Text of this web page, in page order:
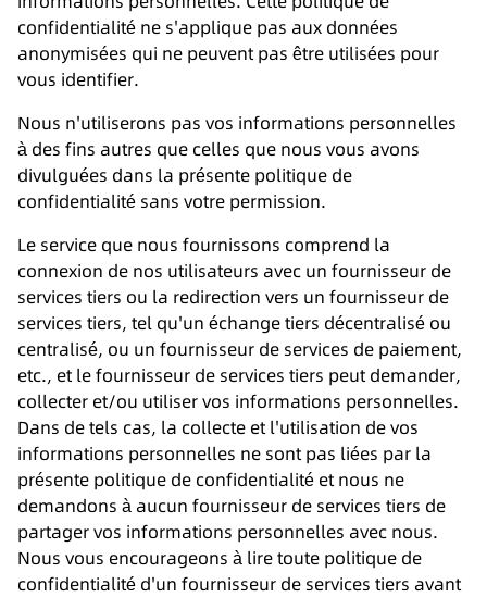
confidentialité ne s'applique pas aux données
anonymisées qui ne peuvent pas être utilisées pour
vous identifier.
Nous n'utiliserons pas vos informations personnelles
à des fins autres que celles que nous vous avons
divulguées dans la présente politique de
confidentialité sans votre permission.
Le service que nous fournissons comprend la
connexion de nos utilisateurs avec un fournisseur de
services tiers ou la redirection vers un fournisseur de
services tiers, tel qu'un échange tiers décentralisé ou
centralisé, ou un fournisseur de services de paiement,
etc., et le fournisseur de services tiers peut demander,
collecter et/ou utiliser vos informations personnelles.
Dans de tels cas, la collecte et l'utilisation de vos
informations personnelles ne sont pas liées par la
présente politique de confidentialité et nous ne
demandons à aucun fournisseur de services tiers de
partager vos informations personnelles avec nous.
Nous vous encourageons à lire toute politique de
confidentialité d'un fournisseur de services tiers avant